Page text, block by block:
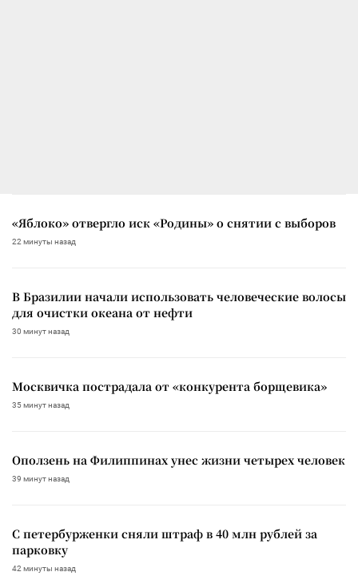
«Яблоко» отвергло иск «Родины» о снятии с выборов
22 минуты назад
В Бразилии начали использовать человеческие волосы
для очистки океана от нефти
30 минут назад
Москвичка пострадала от «конкурента борщевика»
35 минут назад
Оползень на Филиппинах унес жизни четырех человек
39 минут назад
С петербурженки сняли штраф в 40 млн рублей за
парковку
42 минуты назад